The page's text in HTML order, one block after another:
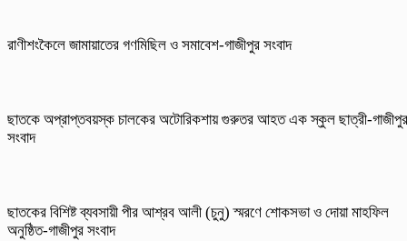
রাণীশংকৈলে জামায়াতের গণমিছিল ও সমাবেশ-গাজীপুর সংবাদ
ছাতকে অপ্রাপ্তবয়স্ক চালকের অটোরিকশায় গুরুতর আহত এক স্কুল ছাত্রী-গাজীপুর
সংবাদ
ছাতকের বিশিষ্ট ব্যবসায়ী পীর আশ্রব আলী (চুনু) স্মরণে শোকসভা ও দোয়া মাহফিল
অনুষ্ঠিত-গাজীপুর সংবাদ